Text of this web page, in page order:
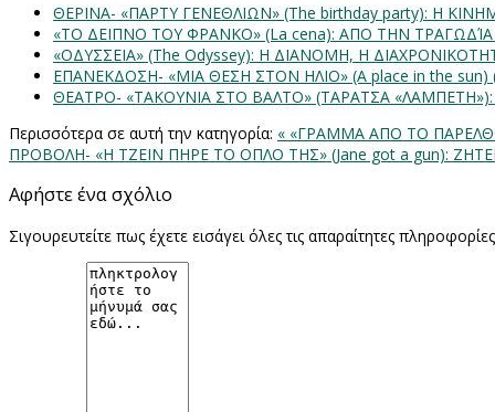
ΘΕΡΙΝΑ- «ΠΑΡΤΥ ΓΕΝΕΘΛΙΩΝ» (The birthday party): H
«ΤΟ ΔΕΙΠΝΟ ΤΟΥ ΦΡΑΝΚΟ» (La cena): ΑΠΟ ΤΗΝ
«ΟΔΥΣΣΕΙΑ» (The Odyssey): Η ΔΙΑΝΟΜΗ, Η
ΕΠΑΝΕΚΔΟΣΗ- «ΜΙΑ ΘΕΣΗ ΣΤΟΝ ΗΛΙΟ» (Α place in the
ΘΕΑΤΡΟ- «ΤΑΚΟΥΝΙΑ ΣΤΟ ΒΑΛΤΟ» (ΤΑΡΑΤΣΑ
Περισσότερα σε αυτή την κατηγορία: « «ΓΡΑΜΜΑ ΑΠΟ ΤΟ
ΠΡΟΒΟΛΗ- «Η ΤΖΕΙΝ ΠΗΡΕ ΤΟ ΟΠΛΟ ΤΗΣ» (Jane got a gun):
Αφήστε ένα σχόλιο
Σιγουρευτείτε πως έχετε εισάγει όλες τις απαραίτητες